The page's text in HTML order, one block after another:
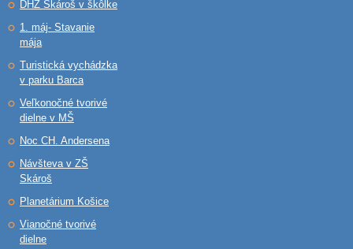
DHZ Skároš v škôlke
1. máj- Stavanie
mája
Turistická vychádzka
v parku Barca
Veľkonočné tvorivé
dielne v MŠ
Noc CH. Andersena
Návšteva v ZŠ
Skároš
Planetárium Košice
Vianočné tvorivé
dielne